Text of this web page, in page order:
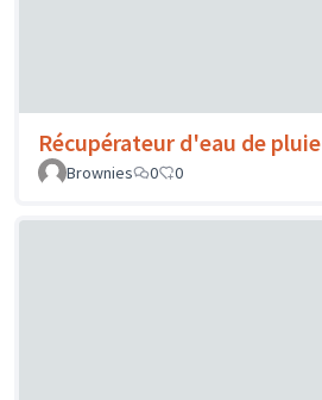
Récupérateur d'eau de pluie
Brownies
0 0